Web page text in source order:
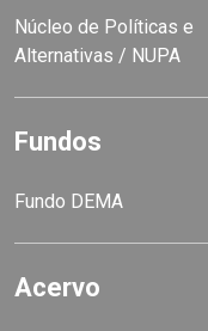
Núcleo de Políticas e
Alternativas / NUPA
Fundos
Fundo DEMA
Acervo